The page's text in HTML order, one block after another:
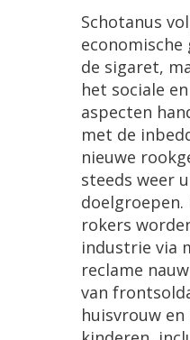
Schotanus
economische
de sigaret,
het sociale en
aspecten
met de
nieuwe
steeds weer
doelgroepen.
rokers
industrie via
reclame
van
huisvrouw en